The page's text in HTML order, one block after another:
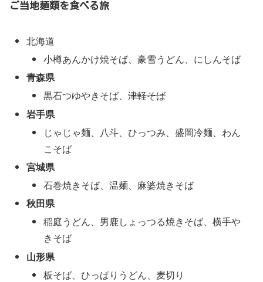
ご当地麺類を食べる旅
北海道
小樽あんかけ焼そば、豪雪うどん、にしんそば
青森県
黒石つゆやきそば、津軽そば
岩手県
じゃじゃ麺、八斗、ひっつみ、盛岡冷麺、わん
こそば
宮城県
石巻焼きそば、温麺、麻婆焼きそば
秋田県
稲庭うどん、男鹿しょっつる焼きそば、横手や
きそば
山形県
板そば、ひっぱりうどん、麦切り